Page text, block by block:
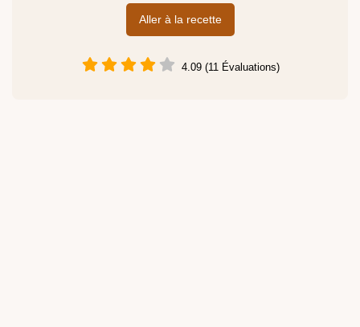
Aller à la recette
4.09 (11 Évaluations)